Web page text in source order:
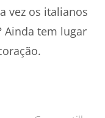
vez os italianos
Ainda tem lugar